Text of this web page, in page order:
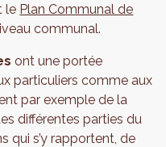
le Plan Communal de
communal.
ont une portée
particuliers comme aux
par exemple de la
différentes parties du
qui s’y rapportent, de